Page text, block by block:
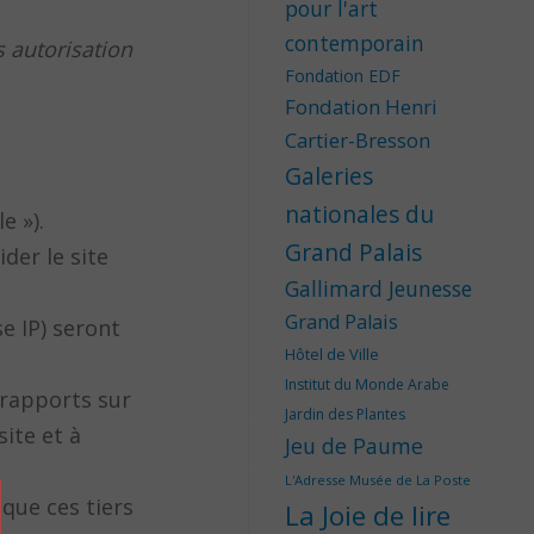
autorisation
»).
le site
IP) seront
sur
et à
ces tiers
pour l'art
contemporain
Fondation EDF
Fondation Henri
Cartier-Bresson
Galeries
nationales du
Grand Palais
Gallimard Jeunesse
Grand Palais
Hôtel de Ville
Institut du Monde Arabe
Jardin des Plantes
Jeu de Paume
L'Adresse Musée de La Poste
La Joie de lire